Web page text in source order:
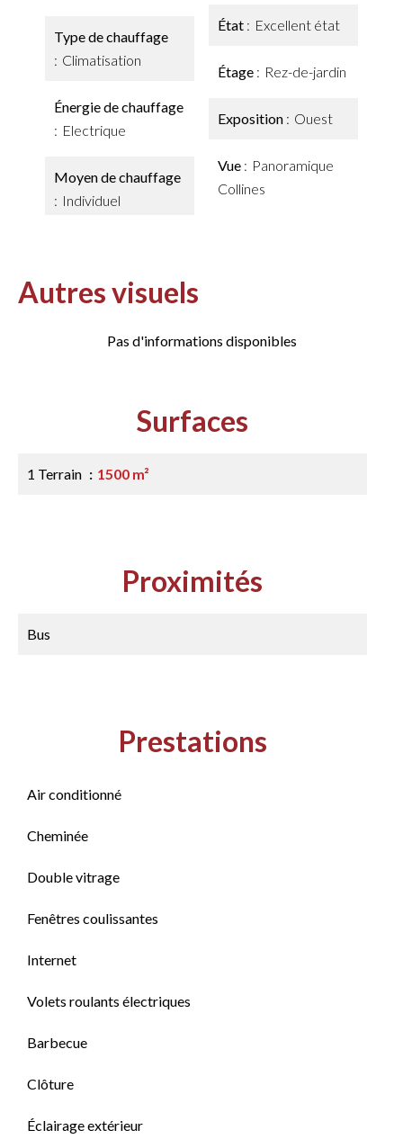
Type de chauffage
Climatisation
Énergie de chauffage
Electrique
Moyen de chauffage
Individuel
État Excellent état
Étage Rez-de-jardin
Exposition Ouest
Vue
Panoramique
Collines
Autres visuels
Pas d'informations disponibles
Surfaces
1 Terrain 1500 m²
Proximités
Bus
Prestations
Air conditionné
Cheminée
Double vitrage
Fenêtres coulissantes
Internet
Volets roulants électriques
Barbecue
Clôture
Éclairage extérieur